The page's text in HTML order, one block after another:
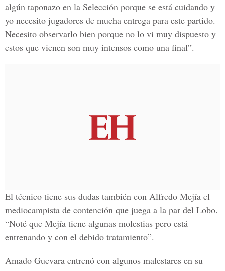
algún taponazo en la Selección porque se está cuidando y
yo necesito jugadores de mucha entrega para este partido.
Necesito observarlo bien porque no lo vi muy dispuesto y
estos que vienen son muy intensos como una final”.
El técnico tiene sus dudas también con Alfredo Mejía el
mediocampista de contención que juega a la par del Lobo.
“Noté que Mejía tiene algunas molestias pero está
entrenando y con el debido tratamiento”.
Amado Guevara entrenó con algunos malestares en su